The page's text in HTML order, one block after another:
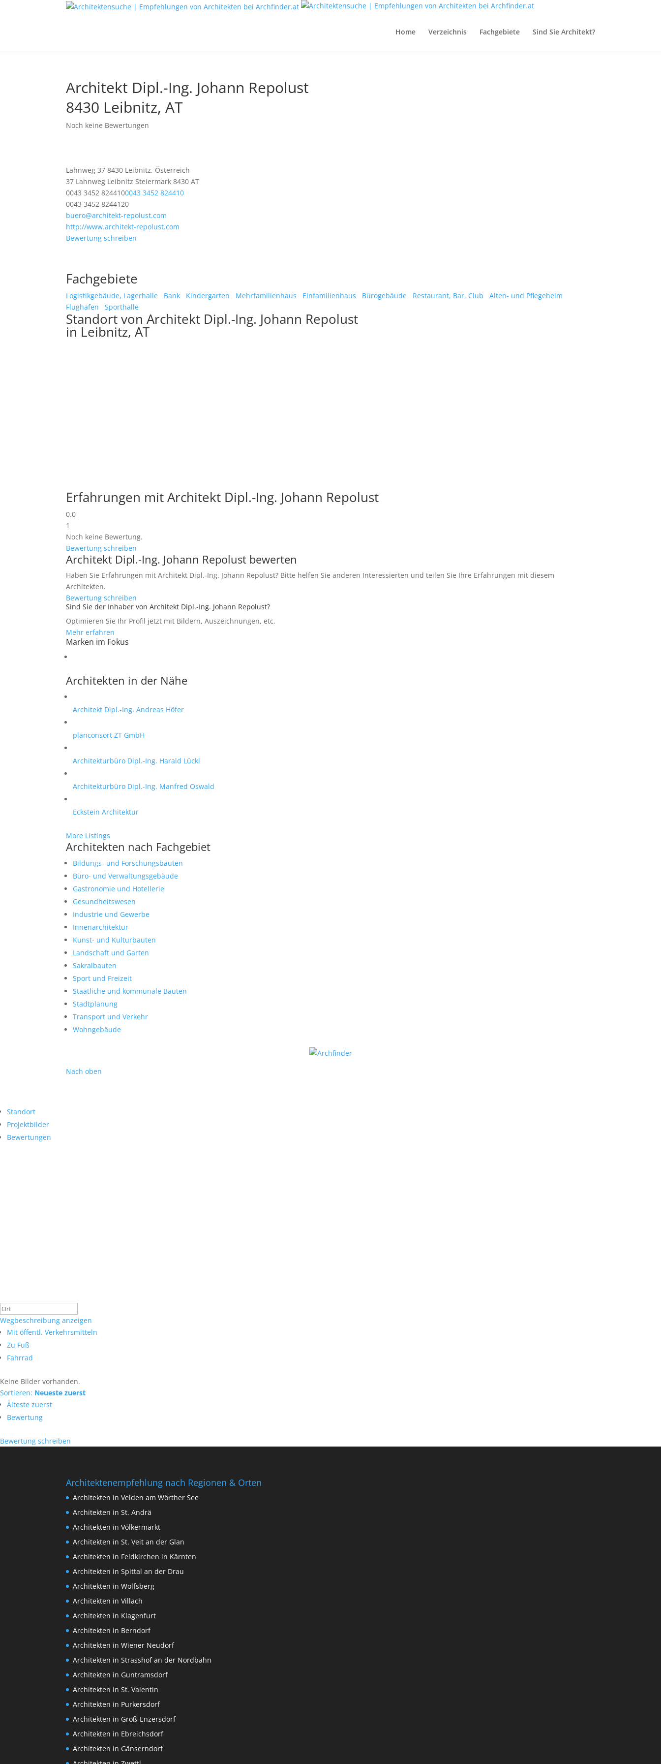
Home Verzeichnis Fachgebiete Sind Sie Architekt?
Architekt Dipl.-Ing. Johann Repolust
8430 Leibnitz, AT
Noch keine Bewertungen
Lahnweg 37 8430 Leibnitz, Österreich
37 Lahnweg Leibnitz Steiermark 8430 AT
0043 3452 8244100043 3452 824410
0043 3452 8244120
buero@architekt-repolust.com
http://www.architekt-repolust.com
Bewertung schreiben
Fachgebiete
Logistikgebäude, Lagerhalle Bank Kindergarten Mehrfamilienhaus Einfamilienhaus Bürogebäude Restaurant, Bar, Club
Alten- und Pflegeheim
Flughafen
Sporthalle
Standort von Architekt Dipl.-Ing. Johann Repolust
in Leibnitz, AT
Erfahrungen mit Architekt Dipl.-Ing. Johann Repolust
0.0
1
Noch keine Bewertung.
Bewertung schreiben
Architekt Dipl.-Ing. Johann Repolust bewerten
Haben Sie Erfahrungen mit Architekt Dipl.-Ing. Johann Repolust? Bitte helfen Sie anderen Interessierten und teilen Sie Ihre Erfahrungen mit diesem
Architekten.
Bewertung schreiben
Sind Sie der Inhaber von Architekt Dipl.-Ing. Johann Repolust?
Optimieren Sie Ihr Profil jetzt mit Bildern, Auszeichnungen, etc.
Mehr erfahren
Marken im Fokus
Architekten in der Nähe
Architekt Dipl.-Ing. Andreas Höfer
planconsort ZT GmbH
Architekturbüro Dipl.-Ing. Harald Lückl
Architekturbüro Dipl.-Ing. Manfred Oswald
Eckstein Architektur
More Listings
Architekten nach Fachgebiet
Bildungs- und Forschungsbauten
Büro- und Verwaltungsgebäude
Gastronomie und Hotellerie
Gesundheitswesen
Industrie und Gewerbe
Innenarchitektur
Kunst- und Kulturbauten
Landschaft und Garten
Sakralbauten
Sport und Freizeit
Staatliche und kommunale Bauten
Stadtplanung
Transport und Verkehr
Wohngebäude
Nach oben
Standort
Projektbilder
Bewertungen
Wegbeschreibung anzeigen
Mit öffentl. Verkehrsmitteln
Zu Fuß
Fahrrad
Keine Bilder vorhanden.
Sortieren: Neueste zuerst
Älteste zuerst
Bewertung
Bewertung schreiben
Architektenempfehlung nach Regionen & Orten
Architekten in Velden am Wörther See
Architekten in St. Andrä
Architekten in Völkermarkt
Architekten in St. Veit an der Glan
Architekten in Feldkirchen in Kärnten
Architekten in Spittal an der Drau
Architekten in Wolfsberg
Architekten in Villach
Architekten in Klagenfurt
Architekten in Berndorf
Architekten in Wiener Neudorf
Architekten in Strasshof an der Nordbahn
Architekten in Guntramsdorf
Architekten in St. Valentin
Architekten in Purkersdorf
Architekten in Groß-Enzersdorf
Architekten in Ebreichsdorf
Architekten in Gänserndorf